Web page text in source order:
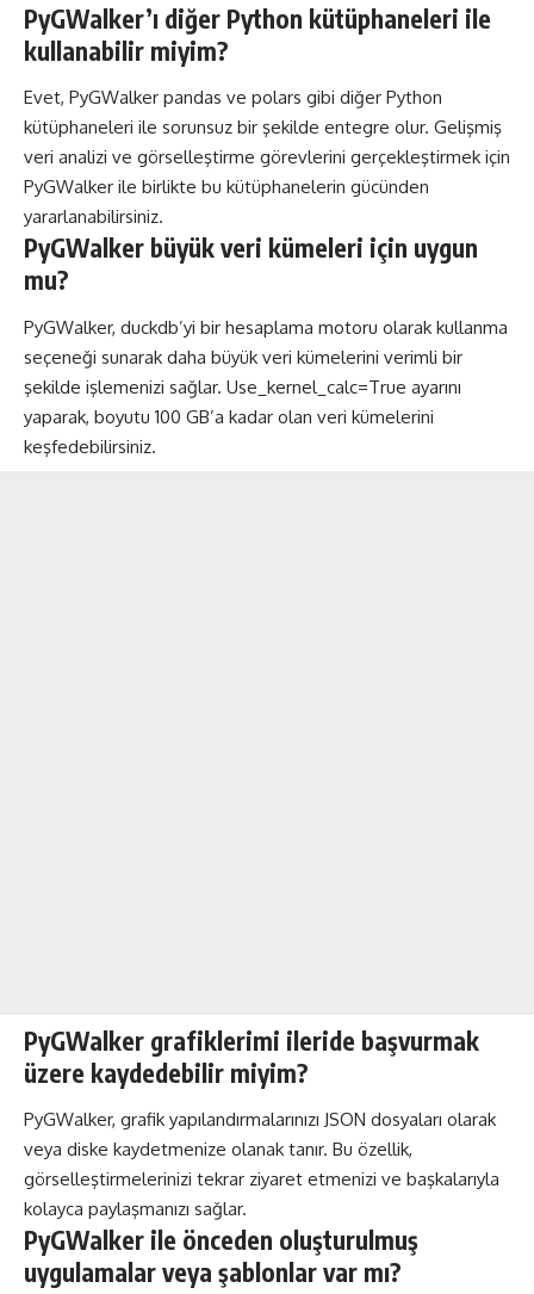
PyGWalker’ı diğer Python kütüphaneleri ile
kullanabilir miyim?
Evet, PyGWalker pandas ve polars gibi diğer Python
kütüphaneleri ile sorunsuz bir şekilde entegre olur. Gelişmiş
veri analizi ve görselleştirme görevlerini gerçekleştirmek için
PyGWalker ile birlikte bu kütüphanelerin gücünden
yararlanabilirsiniz.
PyGWalker büyük veri kümeleri için uygun
mu?
PyGWalker, duckdb’yi bir hesaplama motoru olarak kullanma
seçeneği sunarak daha büyük veri kümelerini verimli bir
şekilde işlemenizi sağlar. Use_kernel_calc=True ayarını
yaparak, boyutu 100 GB’a kadar olan veri kümelerini
keşfedebilirsiniz.
PyGWalker grafiklerimi ileride başvurmak
üzere kaydedebilir miyim?
PyGWalker, grafik yapılandırmalarınızı JSON dosyaları olarak
veya diske kaydetmenize olanak tanır. Bu özellik,
görselleştirmelerinizi tekrar ziyaret etmenizi ve başkalarıyla
kolayca paylaşmanızı sağlar.
PyGWalker ile önceden oluşturulmuş
uygulamalar veya şablonlar var mı?